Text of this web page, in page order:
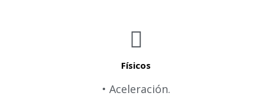
Físicos
• Aceleración.